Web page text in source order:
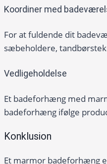
Koordiner med
For at fuldende dit
sæbeholdere,
Vedligeholdelse
Et badeforhæng med
badeforhæng ifølge
Konklusion
Et marmor badeforhæng